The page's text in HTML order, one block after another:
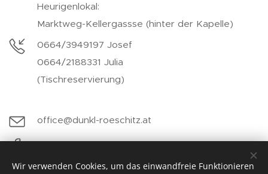
Heurigenlokal:
Marktweg-Kellergassse (hinter der Kapelle)
0664/3949197 Josef
0664/2188331 Julia
(Tischreservierung)
office@dunkl-roeschitz.at
https://www.facebook.com/Dunkl-Wein-
Heurigen-1524648081172804/
Wir verwenden Cookies, um das einwandfreie Funktionieren